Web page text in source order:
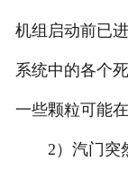
机组启动前已
系统中的各个
一些颗粒可能
2）汽门突